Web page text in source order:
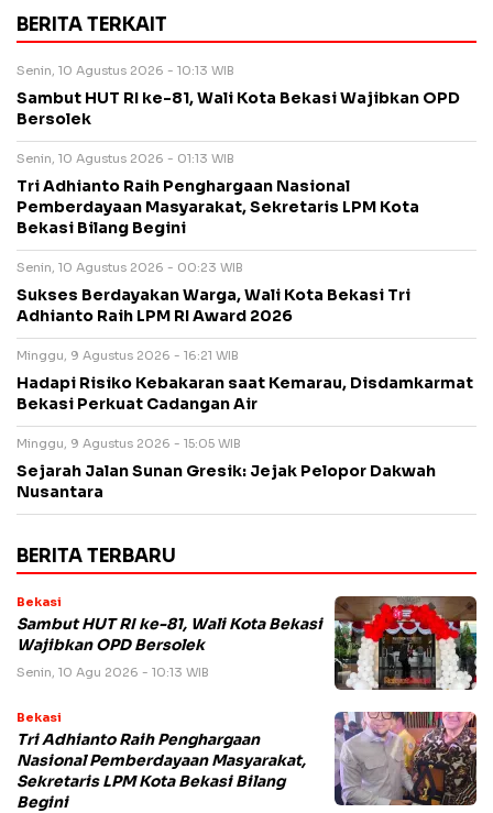
BERITA TERKAIT
Senin, 10 Agustus 2026 - 10:13 WIB
Sambut HUT RI ke-81, Wali Kota Bekasi Wajibkan OPD
Bersolek
Senin, 10 Agustus 2026 - 01:13 WIB
Tri Adhianto Raih Penghargaan Nasional
Pemberdayaan Masyarakat, Sekretaris LPM Kota
Bekasi Bilang Begini
Senin, 10 Agustus 2026 - 00:23 WIB
Sukses Berdayakan Warga, Wali Kota Bekasi Tri
Adhianto Raih LPM RI Award 2026
Minggu, 9 Agustus 2026 - 16:21 WIB
Hadapi Risiko Kebakaran saat Kemarau, Disdamkarmat
Bekasi Perkuat Cadangan Air
Minggu, 9 Agustus 2026 - 15:05 WIB
Sejarah Jalan Sunan Gresik: Jejak Pelopor Dakwah
Nusantara
BERITA TERBARU
Bekasi
Sambut HUT RI ke-81, Wali Kota Bekasi
Wajibkan OPD Bersolek
Senin, 10 Agu 2026 - 10:13 WIB
Bekasi
Tri Adhianto Raih Penghargaan
Nasional Pemberdayaan Masyarakat,
Sekretaris LPM Kota Bekasi Bilang
Begini